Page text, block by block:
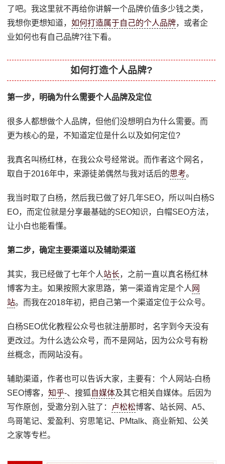
了吧。我这里就不再给你讲解一个品牌价值多少钱之类，
我想你更想知道，如何打造属于自己的个人品牌，或者企
业如何也有自己品牌?往下看。
如何打造个人品牌?
第一步，明确为什么需要个人品牌及定位
很多人都想做个人品牌，但他们没想明白为什么需要。而
更为核心的是，不知道定位是什么以及如何定位?
我真名叫杨红林，在我公众号经常说。而作者这个网名，
取自于2016年中，来源徒弟偶然与我对话后的思考。
我当时取了白杨，然后我已做了好几年SEO，所以叫白杨S
EO，而定位就是分享最基础的SEO知识，白帽SEO方法，
让小白也能看懂。
第二步，确定主要渠道以及辅助渠道
其实，我已经做了七年个人站长，之前一直以真名杨红林
博客为主。如果按照大家思路，第一渠道肯定是个人 网
站。而我在2018年初，把自己第一个渠道定位于公众号。
白杨SEO优化教程公众号也就注册那时，名字到今天没有
更改过。为什么选公众号，而不是网站，因为公众号有粉
丝概念，而网站没有。
辅助渠道，作者也可以告诉大家，主要有：个人网站-白杨
SEO博客，知乎-、搜狐自媒体及其它相关自媒体。后因为
写作原创，受邀分别入驻了： 卢松松博客、站长网、A5、
鸟哥笔记、爱盈利、穷思笔记、PMtalk、商业新知、公关
之家等专栏。